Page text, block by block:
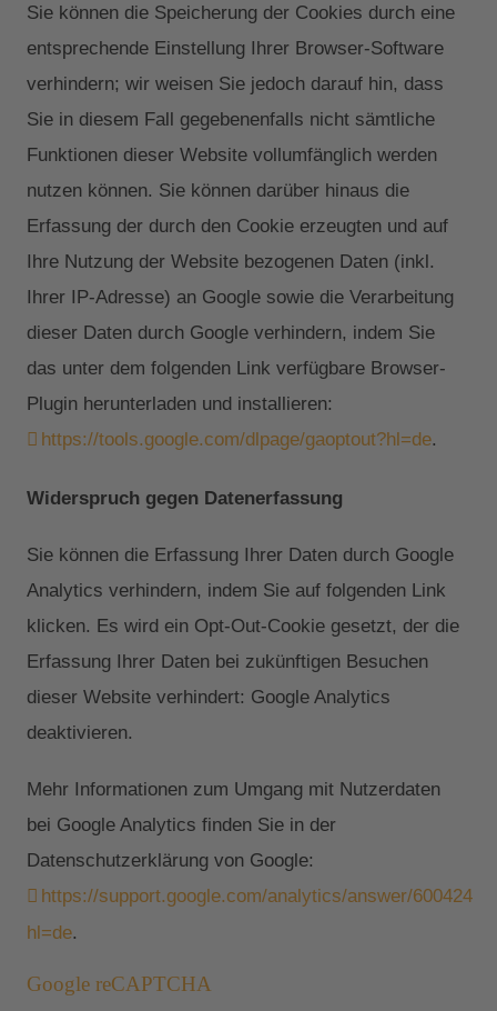
Sie können die Speicherung der Cookies durch eine
entsprechende Einstellung Ihrer Browser-Software
verhindern; wir weisen Sie jedoch darauf hin, dass
Sie in diesem Fall gegebenenfalls nicht sämtliche
Funktionen dieser Website vollumfänglich werden
nutzen können. Sie können darüber hinaus die
Erfassung der durch den Cookie erzeugten und auf
Ihre Nutzung der Website bezogenen Daten (inkl.
Ihrer IP-Adresse) an Google sowie die Verarbeitung
dieser Daten durch Google verhindern, indem Sie
das unter dem folgenden Link verfügbare Browser-
Plugin herunterladen und installieren:
https://tools.google.com/dlpage/gaoptout?hl=de.
Widerspruch gegen Datenerfassung
Sie können die Erfassung Ihrer Daten durch Google
Analytics verhindern, indem Sie auf folgenden Link
klicken. Es wird ein Opt-Out-Cookie gesetzt, der die
Erfassung Ihrer Daten bei zukünftigen Besuchen
dieser Website verhindert: Google Analytics
deaktivieren.
Mehr Informationen zum Umgang mit Nutzerdaten
bei Google Analytics finden Sie in der
Datenschutzerklärung von Google:
https://support.google.com/analytics/answer/6004245?
hl=de.
Google reCAPTCHA